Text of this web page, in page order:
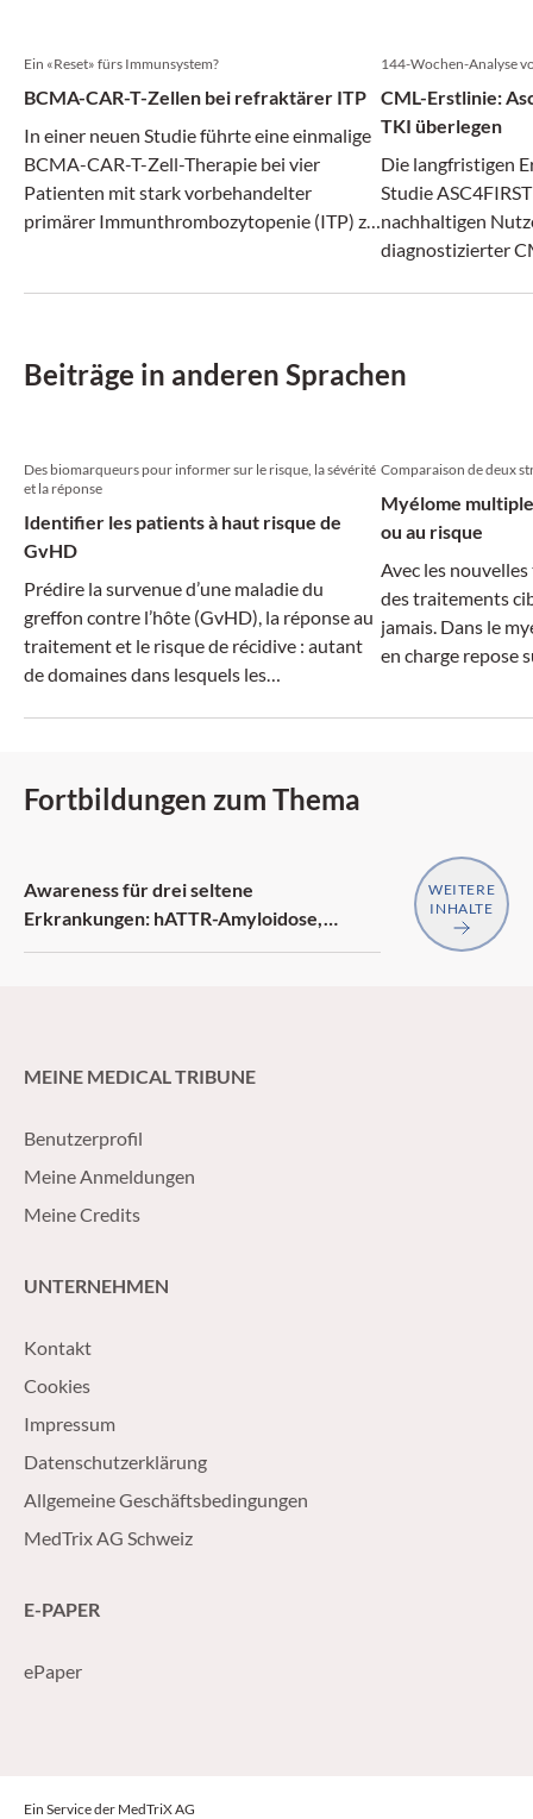
Ein «Reset» fürs Immunsystem?
BCMA-CAR-T-Zellen bei refraktärer ITP
In einer neuen Studie führte eine einmalige
BCMA-CAR-T-Zell-Therapie bei vier
Patienten mit stark vorbehandelter
primärer Immunthrombozytopenie (ITP) zu
144-Wochen-Analyse
CML-Erstlinie:
TKI überlegen
Die langfristigen
Studie
nachhaltigen
diagnostizierter
Beiträge in anderen Sprachen
Des biomarqueurs pour informer sur le risque, la sévérité
et la réponse
Identifier les patients à haut risque de
GvHD
Prédire la survenue d’une maladie du
greffon contre l’hôte (GvHD), la réponse au
traitement et le risque de récidive : autant
de domaines dans lesquels les
chronique, mais leur implémentation
clinique reste difficile. Le sujet a été discuté
Comparaison de deux
Myélome
ou au risque
Avec les
des traitements
jamais. Dans le
en charge repose
Fortbildungen zum Thema
Awareness für drei seltene
Erkrankungen: hATTR-Amyloidose,
WEITERE
INHALTE
MEINE MEDICAL TRIBUNE
Benutzerprofil
Meine Anmeldungen
Meine Credits
UNTERNEHMEN
Kontakt
Cookies
Impressum
Datenschutzerklärung
Allgemeine Geschäftsbedingungen
MedTrix AG Schweiz
E-PAPER
ePaper
Ein Service der MedTriX AG